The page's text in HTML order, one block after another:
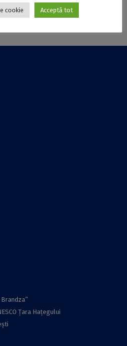
Țara Hațegului
cookie Acceptă tot